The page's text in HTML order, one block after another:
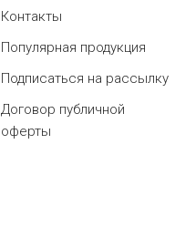
Контакты
Популярная продукция
Подписаться на рассылку
Договор публичной
оферты